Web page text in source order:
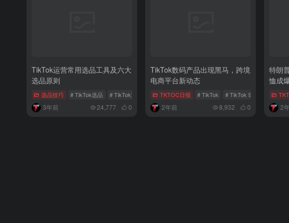
TikTok运营常用选品工具及六大
选品原则
选品技巧 # TikTok选品 # TikTok选品工具 # TikTok选品原则
3年前 24,777 0
TikTok数码产品出现黑马，跨境
电商平台新动态
TKTOC日报 # TikTok # TikTok Shop #
2年前 8,932 0
特朗
恤成
2